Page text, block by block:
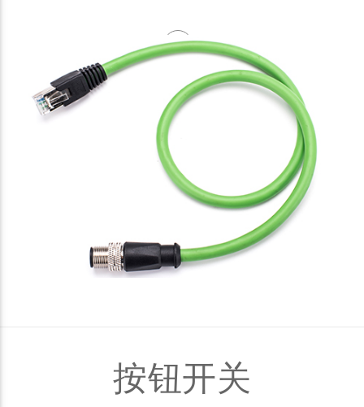
按钮开关